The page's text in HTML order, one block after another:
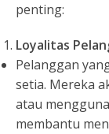
penting:
Loyalitas
Pelanggan
setia. Mereka
atau
membantu